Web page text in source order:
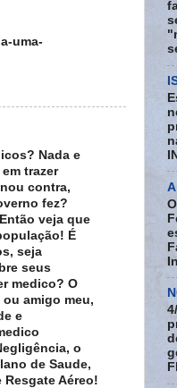
uma-
Nada e
trazer
contra,
fez?
veja que
É
seja
seus
medico? O
amigo meu,
e
o
de Saude,
Aéreo!